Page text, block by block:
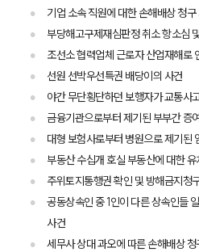
기업 소속 직원에 대한 손해배상 청구
부당해고구제재심판정 취소 항소심
조선소 협력업체 근로자 산업재해로
선원 선박우선특권 배당이의 사건
야간 무단횡단하던 보행자가 교통사
금융기관으로부터 제기된 부부간 증
대형 보험사로부터 병원으로 제기된
부동산 수십개 호실 부동산에 대한
주위토지통행권 확인 및 방해금지청
공동상속인 중 1인이 다른 상속인들
사건
세무사 상대 과오에 따른 손해배상 청